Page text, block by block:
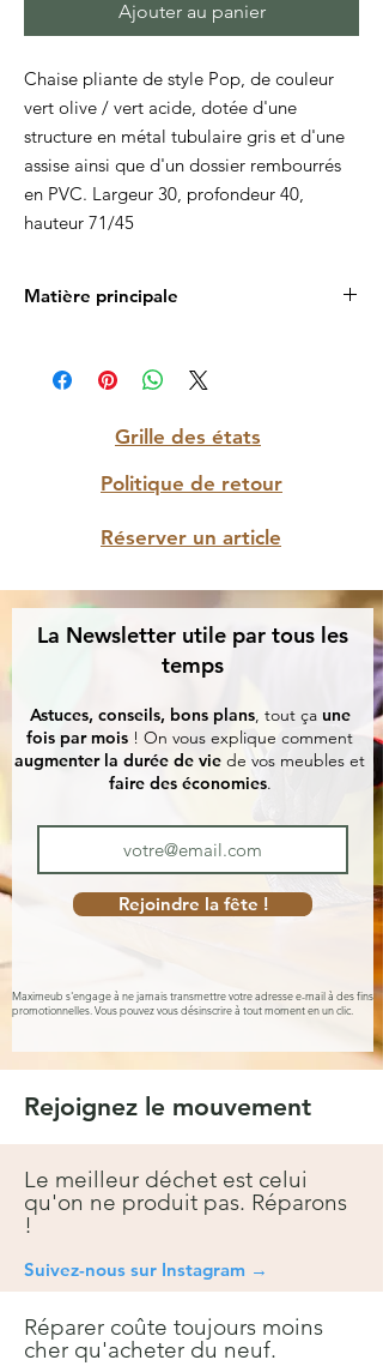
Ajouter au panier
Chaise pliante de style Pop, de couleur
vert olive / vert acide, dotée d'une
structure en métal tubulaire gris et d'une
assise ainsi que d'un dossier rembourrés
en PVC. Largeur 30, profondeur 40,
hauteur 71/45
Matière principale
Grille des états
Politique de retour
Réserver un article
La Newsletter utile par tous les
temps
Astuces, conseils, bons plans, tout ça une
fois par mois ! On vous explique comment
augmenter la durée de vie de vos meubles et
faire des économies.
Rejoindre la fête !
Maximeub s'engage à ne jamais transmettre votre adresse e-mail à des fins
promotionnelles. Vous pouvez vous désinscrire à tout moment en un clic.
Rejoignez le mouvement
Le meilleur déchet est celui
qu'on ne produit pas. Réparons
!
Suivez-nous sur Instagram →
Réparer coûte toujours moins
cher qu'acheter du neuf.